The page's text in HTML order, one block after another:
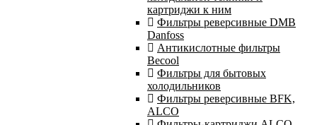
картриджи к ним
Фильтры реверсивные DMB
Danfoss
Антикислотные фильтры
Becool
Фильтры для бытовых
холодильников
Фильтры реверсивные BFK,
ALCO